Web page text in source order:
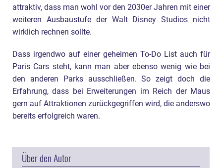
attraktiv, dass man wohl vor den 2030er Jahren mit einer
weiteren Ausbaustufe der Walt Disney Studios nicht
wirklich rechnen sollte.
Dass irgendwo auf einer geheimen To-Do List auch für
Paris Cars steht, kann man aber ebenso wenig wie bei
den anderen Parks ausschließen. So zeigt doch die
Erfahrung, dass bei Erweiterungen im Reich der Maus
gern auf Attraktionen zurückgegriffen wird, die anderswo
bereits erfolgreich waren.
Über den Autor